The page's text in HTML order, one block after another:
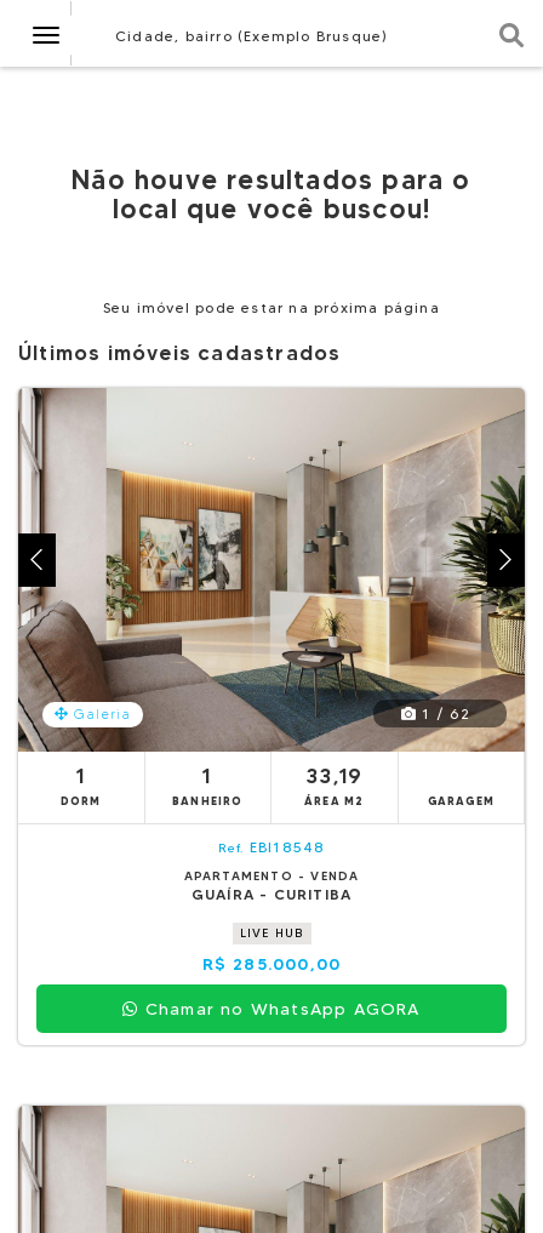
NavegaçãoCidade, bairro (Exemplo Brusque)
Não houve resultados para o
local que você buscou!
Seu imóvel pode estar na próxima página
Últimos imóveis cadastrados
Galeria 1 / 62
1
DORM
1
BANHEIRO
33,19
ÁREA M2 GARAGEM
Ref. EBI18548
APARTAMENTO - VENDA
GUAÍRA - CURITIBA
LIVE HUB
R$ 285.000,00
Chamar no WhatsApp AGORA